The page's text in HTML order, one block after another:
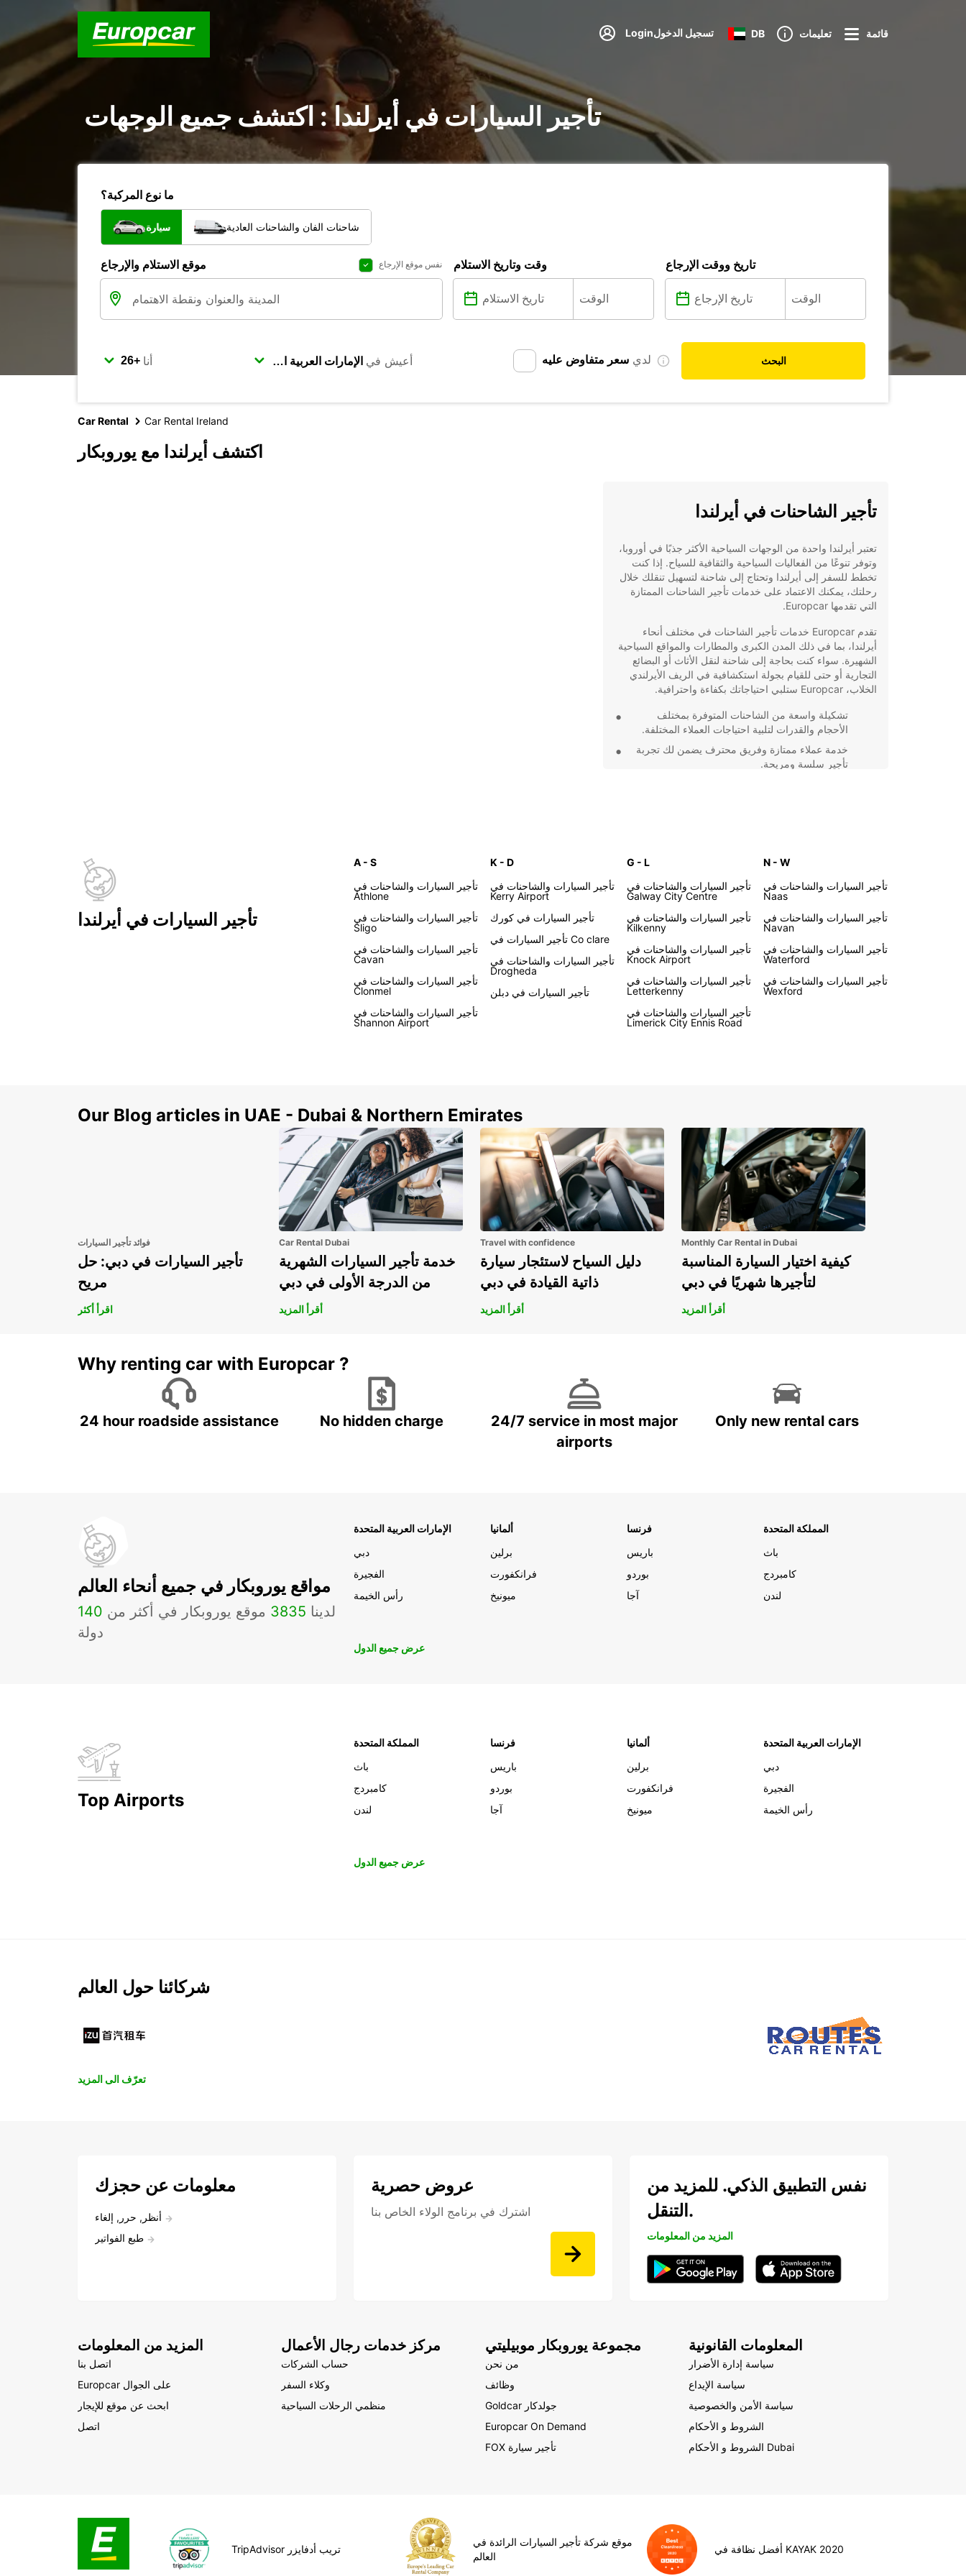
Loginتسجيل الدخول DB تعليمات قائمة
تأجير السيارات في أيرلندا : اكتشف جميع الوجهات
ما نوع المركبة؟
سيارة شاحنات الفان والشاحنات العادية
موقع الاستلام والإرجاع نفس موقع الإرجاع وقت وتاريخ الاستلام تاريخ ووقت الإرجاع
أنا أعيش في لدي سعر متفاوض عليه البحث
Car Rental Car Rental Ireland
اكتشف أيرلندا مع يوروبكار
تأجير الشاحنات في أيرلندا
تعتبر أيرلندا واحدة من الوجهات السياحية الأكثر جذبًا في أوروبا،
وتوفر تنوعًا من الفعاليات السياحية والثقافية للسياح. إذا كنت
تخطط للسفر إلى أيرلندا وتحتاج إلى شاحنة لتسهيل تنقلك خلال
رحلتك، يمكنك الاعتماد على خدمات تأجير الشاحنات الممتازة
التي تقدمها Europcar.
تقدم Europcar خدمات تأجير الشاحنات في مختلف أنحاء
أيرلندا، بما في ذلك المدن الكبرى والمطارات والمواقع السياحية
الشهيرة. سواء كنت بحاجة إلى شاحنة لنقل الأثاث أو البضائع
التجارية أو حتى للقيام بجولة استكشافية في الريف الأيرلندي
الخلاب، Europcar ستلبي احتياجاتك بكفاءة واحترافية.
تشكيلة واسعة من الشاحنات المتوفرة بمختلف
الأحجام والقدرات لتلبية احتياجات العملاء المختلفة.
خدمة عملاء ممتازة وفريق محترف يضمن لك تجربة
تأجير سلسة ومريحة.
بحرية التنقل والاستكشاف بأسلوب مريح ومناسب. لا تتردد في
الاتصال بنا للحجز المسبق وضمان توافر الشاحنة المثالية
لاحتياجاتك، واستعد لرحلة لا تُنسى في أيرلندا.
تأجير السيارات في أيرلندا
A - S
تأجير السيارات والشاحنات في
Athlone
تأجير السيارات والشاحنات في
Sligo
تأجير السيارات والشاحنات في
Cavan
تأجير السيارات والشاحنات في
Clonmel
تأجير السيارات والشاحنات في
Shannon Airport
K - D
تأجير السيارات والشاحنات في
Kerry Airport
تأجير السيارات في كورك
تأجير السيارات في Co clare
تأجير السيارات والشاحنات في
Drogheda
تأجير السيارات في دبلن
G - L
تأجير السيارات والشاحنات في
Galway City Centre
تأجير السيارات والشاحنات في
Kilkenny
تأجير السيارات والشاحنات في
Knock Airport
تأجير السيارات والشاحنات في
Letterkenny
تأجير السيارات والشاحنات في
Limerick City Ennis Road
N - W
تأجير السيارات والشاحنات في
Naas
تأجير السيارات والشاحنات في
Navan
تأجير السيارات والشاحنات في
Waterford
تأجير السيارات والشاحنات في
Wexford
Our Blog articles in UAE - Dubai & Northern Emirates
فوائد تأجير السيارات
تأجير السيارات في دبي: حل
مريح
اقرأ أكثر
Car Rental Dubai
خدمة تأجير السيارات الشهرية
من الدرجة الأولى في دبي
أقرأ المزيد
Travel with confidence
دليل السياح لاستئجار سيارة
ذاتية القيادة في دبي
أقرأ المزيد
Monthly Car Rental in Dubai
كيفية اختيار السيارة المناسبة
لتأجيرها شهريًا في دبي
أقرأ المزيد
Why renting car with Europcar ?
24 hour roadside assistance No hidden charge
24/7 service in most major
airports
Only new rental cars
مواقع يوروبكار في جميع أنحاء العالم
لدينا 3835 موقع يوروبكار في أكثر من 140
دولة
الإمارات العربية المتحدة
دبي
الفجيرة
رأس الخيمة
ألمانيا
برلين
فرانكفورت
ميونيخ
فرنسا
باريس
بوردو
آجا
المملكة المتحدة
باث
كامبردج
لندن
عرض جميع الدول
Top Airports
المملكة المتحدة
باث
كامبردج
لندن
فرنسا
باريس
بوردو
آجا
ألمانيا
برلين
فرانكفورت
ميونيخ
الإمارات العربية المتحدة
دبي
الفجيرة
رأس الخيمة
عرض جميع الدول
شركائنا حول العالم
تعرّف الى المزيد
معلومات عن حجزك
أنظر, حرر, إلغاء
طبع الفواتير
عروض حصرية
اشترك في برنامج الولاء الخاص بنا
نفس التطبيق الذكي. للمزيد من
التنقل.
المزيد من المعلومات
المزيد من المعلومات
اتصل بنا
Europcar على الجوال
ابحث عن موقع للإيجار
اتصل
مركز خدمات رجال الأعمال
حساب الشركات
وكلاء السفر
منظمي الرحلات السياحية
مجموعة يوروبكار موبيليتي
من نحن
وظائف
Goldcar جولدكار
Europcar On Demand
FOX تأجير سيارة
المعلومات القانونية
سياسة إدارة الأضرار
سياسة الإيداع
سياسة الأمن والخصوصية
الشروط و الأحكام
الشروط و الأحكام Dubai
TripAdvisor تريب أدفايزر
موقع شركة تأجير السيارات الرائدة في
العالم
أفضل نظافة في KAYAK 2020